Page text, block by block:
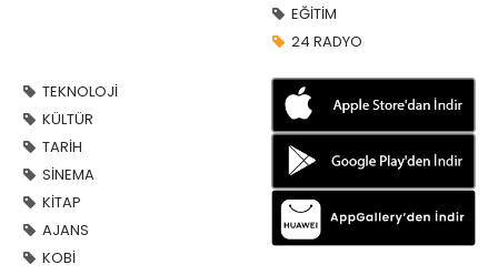
EĞİTİM
24 RADYO
TEKNOLOJİ
KÜLTÜR
TARİH
SİNEMA
KİTAP
AJANS
KOBİ